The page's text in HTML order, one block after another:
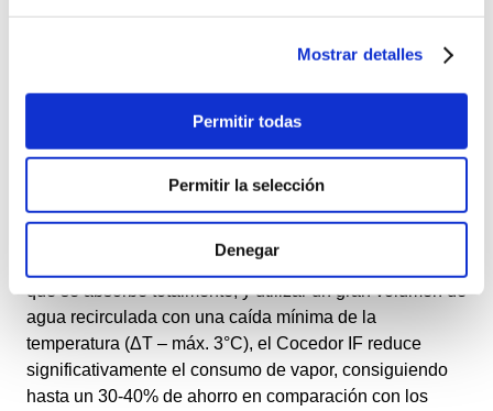
Mostrar detalles
Permitir todas
Permitir la selección
Denegar
Tecnología Rainshower
una transferencia de calor rápida y uniforme. Este
método rompe la capa aislante alrededor de las
gambas, facilitando una cocción rápida y manteniendo
la integridad del producto.
Eficiencia Energética
Al calentar el agua mediante inyección directa de vapor,
que se absorbe totalmente, y utilizar un gran volumen de
agua recirculada con una caída mínima de la
temperatura (ΔT – máx. 3°C), el Cocedor IF reduce
significativamente el consumo de vapor, consiguiendo
hasta un 30-40% de ahorro en comparación con los